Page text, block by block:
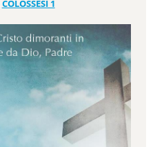
COLOSSESI 1